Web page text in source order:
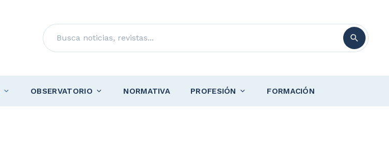
Buscar
OBSERVATORIO NORMATIVA PROFESIÓN FORMACIÓN